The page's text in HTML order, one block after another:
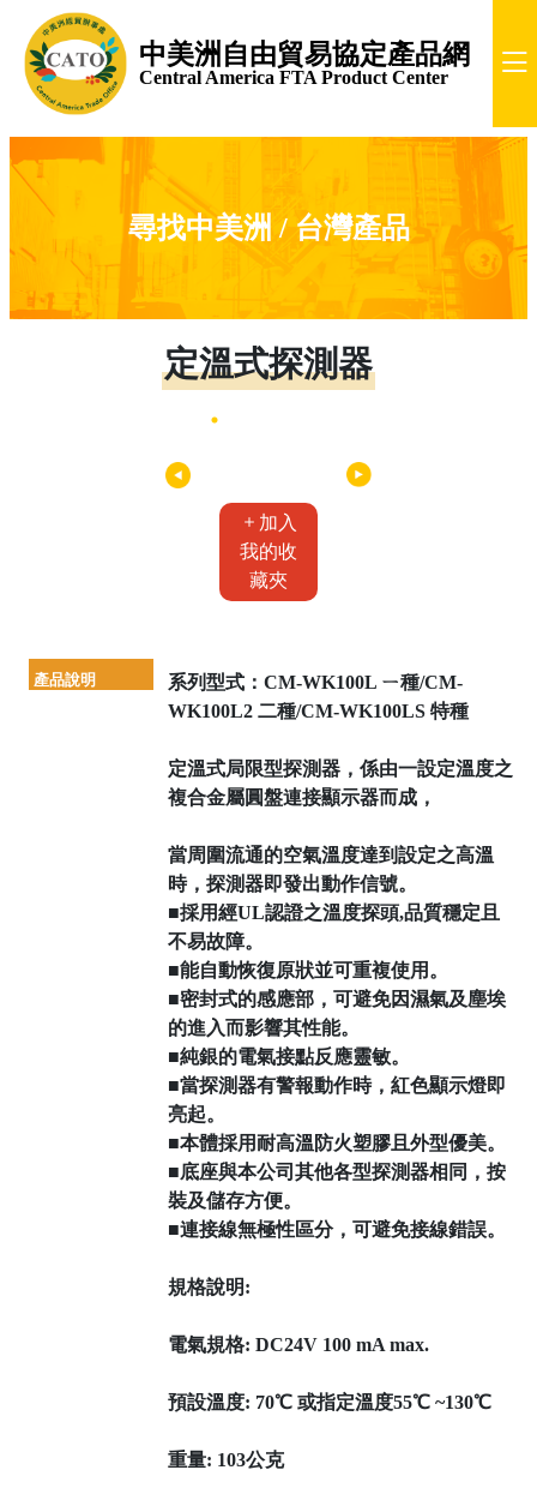
中美洲自由貿易協定產品網
Central America FTA Product Center
尋找中美洲 / 台灣產品
定溫式探測器
加入
我的收
藏夾
產品說明
系列型式：CM-WK100L ㄧ種/CM-
WK100L2 二種/CM-WK100LS 特種
定溫式局限型探測器，係由一設定溫度之
複合金屬圓盤連接顯示器而成，
當周圍流通的空氣溫度達到設定之高溫
時，探測器即發出動作信號。
■採用經UL認證之溫度探頭,品質穩定且
不易故障。
■能自動恢復原狀並可重複使用。
■密封式的感應部，可避免因濕氣及塵埃
的進入而影響其性能。
■純銀的電氣接點反應靈敏。
■當探測器有警報動作時，紅色顯示燈即
亮起。
■本體採用耐高溫防火塑膠且外型優美。
■底座與本公司其他各型探測器相同，按
裝及儲存方便。
■連接線無極性區分，可避免接線錯誤。
規格說明:
電氣規格: DC24V 100 mA max.
預設溫度: 70℃ 或指定溫度55℃ ~130℃
重量: 103公克